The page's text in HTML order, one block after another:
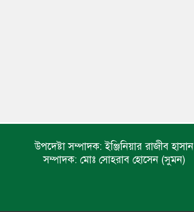
উপদেষ্টা সম্পাদক: ইঞ্জিনিয়ার রাজীব হাসান
সম্পাদক: মোঃ সোহরাব হোসেন (সুমন)